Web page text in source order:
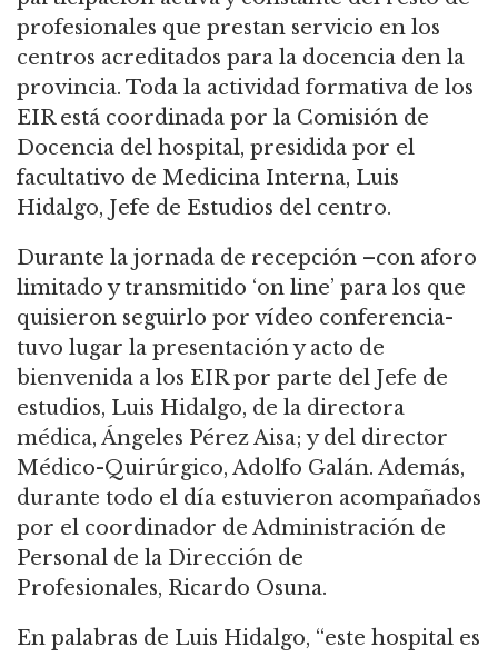
profesionales que prestan servicio en los
centros acreditados para la docencia den la
provincia. Toda la actividad formativa de los
EIR está coordinada por la Comisión de
Docencia del hospital, presidida por el
facultativo de Medicina Interna, Luis
Hidalgo, Jefe de Estudios del centro.
Durante la jornada de recepción –con aforo
limitado y transmitido ‘on line’ para los que
quisieron seguirlo por vídeo conferencia-
tuvo lugar la presentación y acto de
bienvenida a los EIR por parte del Jefe de
estudios, Luis Hidalgo, de la directora
médica, Ángeles Pérez Aisa; y del director
Médico-Quirúrgico, Adolfo Galán. Además,
durante todo el día estuvieron acompañados
por el coordinador de Administración de
Personal de la Dirección de
Profesionales, Ricardo Osuna.
En palabras de Luis Hidalgo, “este hospital es